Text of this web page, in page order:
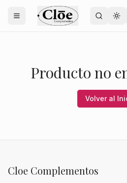
Producto no
Volver al
Cloe Complementos